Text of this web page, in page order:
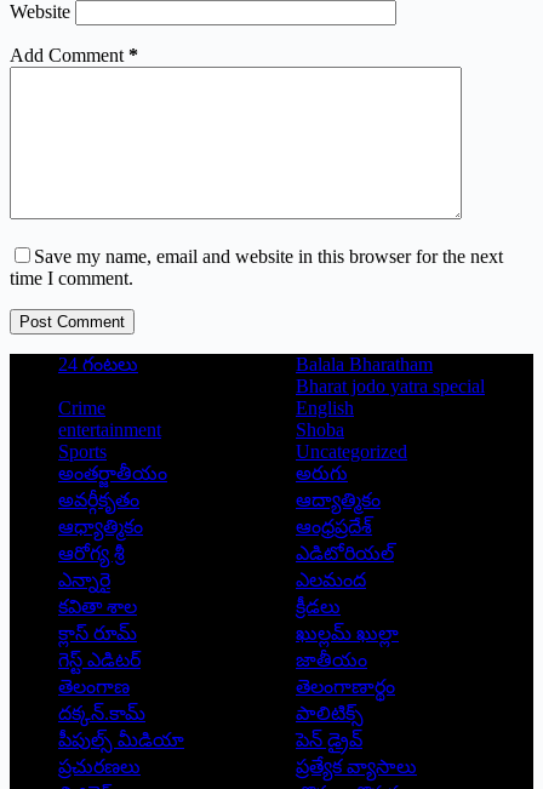
Website
Add Comment *
Save my name, email and website in this browser for the next
time I comment.
Post Comment
24 గంటలు
Balala Bharatham
Bharat jodo yatra special
Crime
English
entertainment
Shoba
Sports
Uncategorized
అంతర్జాతీయం
అరుగు
అవర్గీకృతం
ఆద్యాత్మికం
ఆధ్యాత్మికం
ఆంధ్రప్రదేశ్
ఆరోగ్య శ్రీ
ఎడిటోరియల్
ఎన్నారై
ఎలమంద
కవితా శాల
క్రీడలు
క్లాస్ రూమ్
ఖుల్లమ్ ఖుల్లా
గెస్ట్ ఎడిటర్
జాతీయం
తెలంగాణ
తెలంగాణార్థం
దక్కన్.కామ్
పాలిటిక్స్
పీపుల్స్ ‌మీడియా
పెన్ డ్రైవ్
ప్రచురణలు
ప్రత్యేక వ్యాసాలు